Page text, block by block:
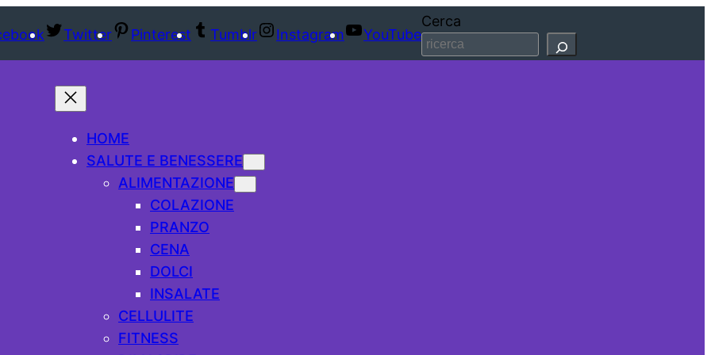
Twitter Pinterest Tumblr Instagram YouTube
Cerca
HOME
SALUTE E BENESSERE
ALIMENTAZIONE
COLAZIONE
PRANZO
CENA
DOLCI
INSALATE
CELLULITE
FITNESS